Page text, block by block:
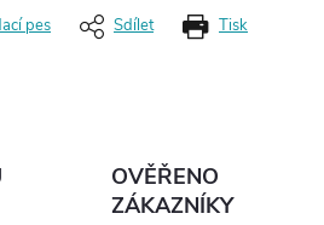
Tisk
pes Sdílet
OVĚŘENO
ZÁKAZNÍKY